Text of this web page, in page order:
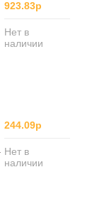
923.83р
Нет в
наличии
244.09р
Нет в
наличии